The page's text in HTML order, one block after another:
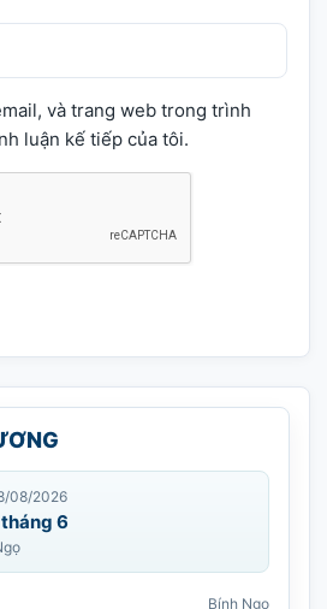
và trang web trong trình
luận kế tiếp của tôi.
08/2026
6
Bính Ngọ